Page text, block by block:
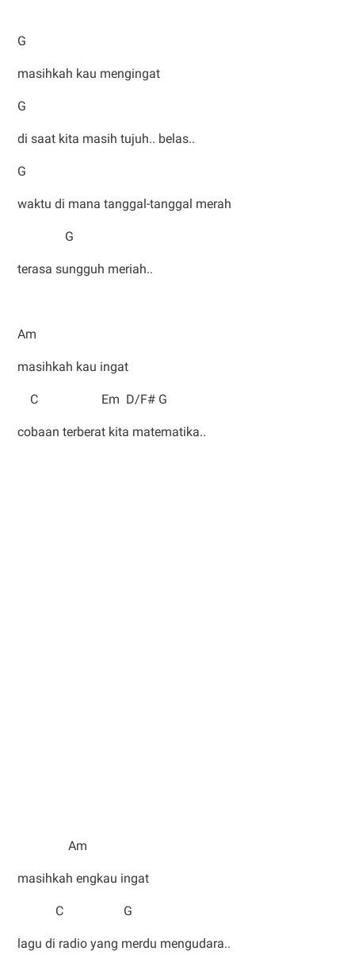
G
masihkah kau mengingat
G
di saat kita masih tujuh.. belas..
G
waktu di mana tanggal-tanggal merah
G
terasa sungguh meriah..
Am
masihkah kau ingat
C Em D/F# G
cobaan terberat kita matematika..
Am
masihkah engkau ingat
C G
lagu di radio yang merdu mengudara..